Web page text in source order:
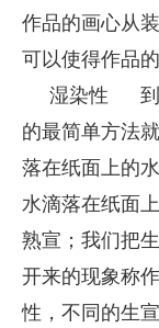
作品的画心从
可以使得作品
湿染性
到
的最简单方法
落在纸面上的
水滴落在纸面
熟宣；我们把
开来的现象称
性，不同的生